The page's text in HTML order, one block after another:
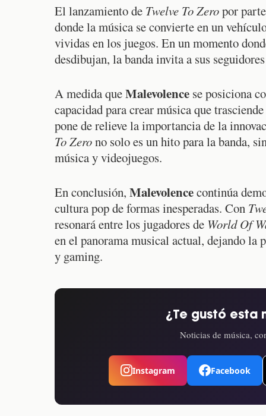
El lanzamiento de Twelve To Zeropor
donde la música se convierte en un
vividas en los juegos. En un momento
desdibujan, la banda invita a sus
A medida queMalevolence se posiciona
capacidad para crear música que
pone de relieve la importancia de la
To Zerono solo es un hito para la banda,
música y videojuegos.
En conclusión, Malevolencecontinúa
cultura pop de formas inesperadas. Con
resonará entre los jugadores de World Of
en el panorama musical actual, dejando la
y gaming.
¿Te gustó esta
Noticias de música,
Instagram Facebook